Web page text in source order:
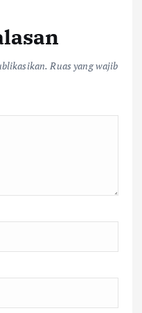
Ruas yang wajib